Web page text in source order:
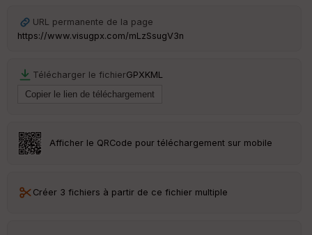
URL permanente de la page
https://www.visugpx.com/mLzSsugV3n
Télécharger le fichierGPXKML
Afficher le QRCode pour téléchargement sur mobile
Créer 3 fichiers à partir de ce fichier multiple